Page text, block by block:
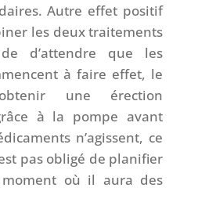
Autre effet positif
les deux traitements
d’attendre que les
à faire effet, le
une érection
à la pompe avant
n’agissent, ce
pas obligé de planifier
où il aura des